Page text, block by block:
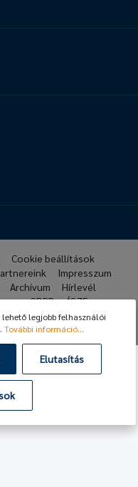
Cookie beállítások
Impresszum
Archívum
Hírlevél
GDPR
ÁSZF
legjobb felhasználói
További információ...
Elutasítás